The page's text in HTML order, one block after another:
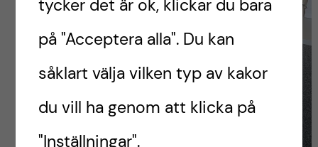
tycker det är ok, klickar du bara
på "Acceptera alla". Du kan
såklart välja vilken typ av kakor
du vill ha genom att klicka på
"Inställningar".